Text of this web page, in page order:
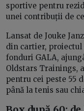
sportive pentru
unei contribuții de
Lansat de Jouke
din cartier,
fonduri GALA,
Oldstars Trainings,
pentru cei peste 55
până la tenis sau